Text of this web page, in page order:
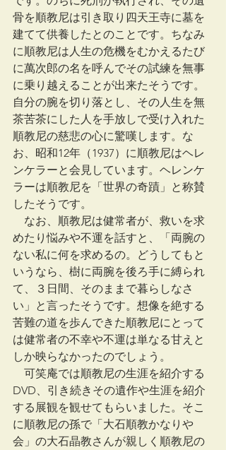
骨を順教尼は引き取り四天王寺に墓を
建てて供養したとのことです。ちなみ
に順教尼は人生の危機をむかえるたび
に萬次郎の名を呼んでその試練を無事
に乗り越えることが出来たそうです。
自分の腕を切り落とし、その人生を無
茶苦茶にした人を手放しで受け入れた
順教尼の慈悲の心に驚嘆します。な
お、昭和12年（1937）に順教尼はヘレ
ンケラーと会見しています。ヘレンケ
ラーは順教尼を「世界の奇蹟」と称賛
したそうです。
なお、順教尼は健常者が、救いを求
めたり悩みや不運を話すと、「両腕の
ない私に何を求めるの。どうしてもと
いうなら、樹に両腕を後ろ手に縛られ
て、３日間、そのままで暮らしなさ
い」と言ったそうです。想像を絶する
苦難の道を歩んできた順教尼にとって
は健常者の不幸や不運は単なる甘えと
しか映らなかったのでしょう。
可笑庵では順教尼の生涯を紹介する
DVD、引き続きその遺作や生涯を紹介
する展観を観せてもらいました。そこ
に順教尼の孫で「大石順教かなりや
会」の大石晶教さんが親しく順教尼の